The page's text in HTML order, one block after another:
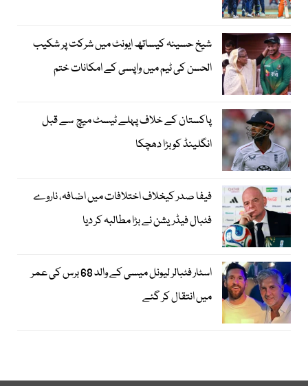
شیخ حسینہ کیساتھ ایونٹ میں شرکت پر شکیب
الحسن کی ٹیم میں واپسی کے امکانات ختم
پاکستان کے خلاف پہلے ٹیسٹ میچ سے قبل
انگلینڈ کو بڑا دھچکا
فیفا صدر کیخلاف اختلافات میں اضافہ، ناروے
فٹبال فیڈریشن نے بڑا مطالبہ کر دیا
اسٹار فٹبالر لیونل میسی کے والد 68 برس کی عمر
میں انتقال کر گئے